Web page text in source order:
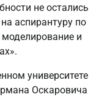
не остались
аспирантуру по
и
университете
Оскаровича